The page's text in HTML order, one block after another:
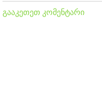
გააკეთეთ კომენტარი